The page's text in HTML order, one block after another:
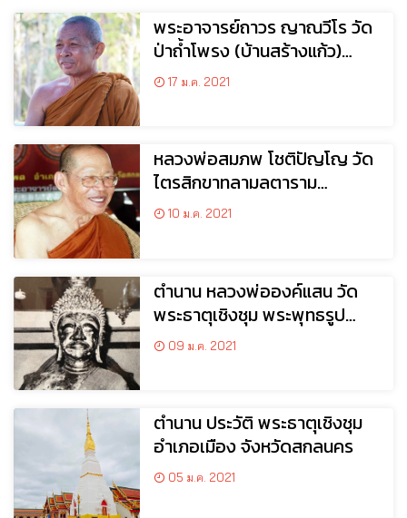
พระอาจารย์ถาวร ญาณวีโร วัด
ป่าถ้ำโพรง (บ้านสร้างแก้ว)
ต.สร้างค้อ อ.ภูพาน จ.สกลนคร
17 ม.ค. 2021
หลวงพ่อสมภพ โชติปัญโญ วัด
ไตรสิกขาทลามลตาราม
อ.คำตากล้า จ.สกลนคร
10 ม.ค. 2021
ตำนาน หลวงพ่อองค์แสน วัด
พระธาตุเชิงชุม พระพุทธรูป
ศักดิ์สิทธิ์แห่งเมืองสกล
09 ม.ค. 2021
ตํานาน ประวัติ พระธาตุเชิงชุม
อำเภอเมือง จังหวัดสกลนคร
05 ม.ค. 2021